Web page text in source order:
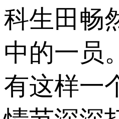
科生田畅
中的一员
有这样一